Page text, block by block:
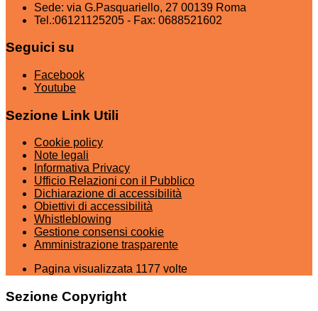
Sede: via G.Pasquariello, 27 00139 Roma
Tel.:06121125205 - Fax: 0688521602
Seguici su
Facebook
Youtube
Sezione Link Utili
Cookie policy
Note legali
Informativa Privacy
Ufficio Relazioni con il Pubblico
Dichiarazione di accessibilità
Obiettivi di accessibilità
Whistleblowing
Gestione consensi cookie
Amministrazione trasparente
Pagina visualizzata 1177 volte
Sezione Copyright